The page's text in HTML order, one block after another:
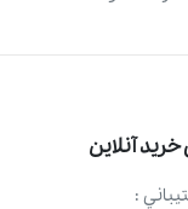
آنلاین
: